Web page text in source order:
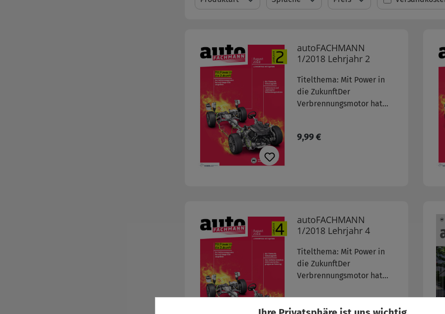
autoFACHMANN
1/2018 Lehrjahr 2
Titelthema: Mit Power in
die ZukunftDer
Verbrennungsmotor hat
Themen:- Werkzeuge für
Regulärer Preis:
9,99 €
autoFACHMANN
1/2018 Lehrjahr 4
Titelthema: Mit Power in
die ZukunftDer
Verbrennungsmotor hat
ausgedient weitere
Themen:- Werkzeuge für
Regulärer Preis:
9,99 €